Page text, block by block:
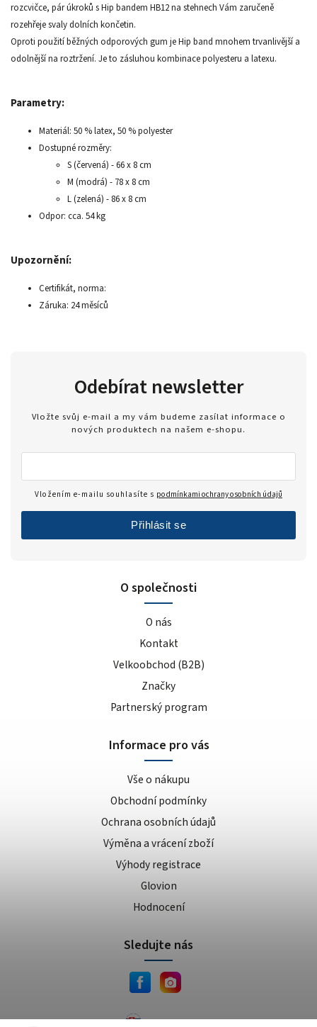
rozcvičce, pár úkroků s Hip bandem HB12 na stehnech Vám zaručeně
rozehřeje svaly dolních končetin.
Oproti použití běžných odporových gum je Hip band mnohem trvanlivější a
odolnější na roztržení. Je to zásluhou kombinace polyesteru a latexu.
Parametry:
Materiál: 50 % latex, 50 % polyester
Dostupné rozměry:
S (červená) - 66 x 8 cm
M (modrá) - 78 x 8 cm
L (zelená) - 86 x 8 cm
Odpor: cca. 54 kg
Upozornění:
Certifikát, norma:
Záruka: 24 měsíců
O společnosti
O nás
Kontakt
Velkoobchod (B2B)
Značky
Partnerský program
Informace pro vás
Vše o nákupu
Obchodní podmínky
Ochrana osobních údajů
Výměna a vrácení zboží
Výhody registrace
Glovion
Hodnocení
Odebírat newsletter
Vložte svůj e-mail a my vám budeme zasílat informace o
nových produktech na našem e-shopu.
Vložením e-mailu souhlasíte s podmínkami ochrany osobních údajů
Přihlásit se
Sledujte nás